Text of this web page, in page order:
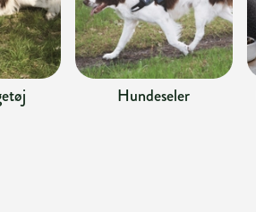
Hundeseler